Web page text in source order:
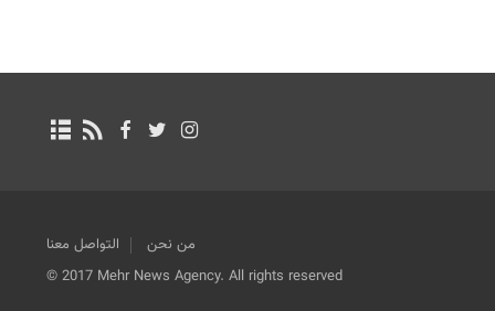
من نحن
التواصل معنا
© 2017 Mehr News Agency. All rights reserved